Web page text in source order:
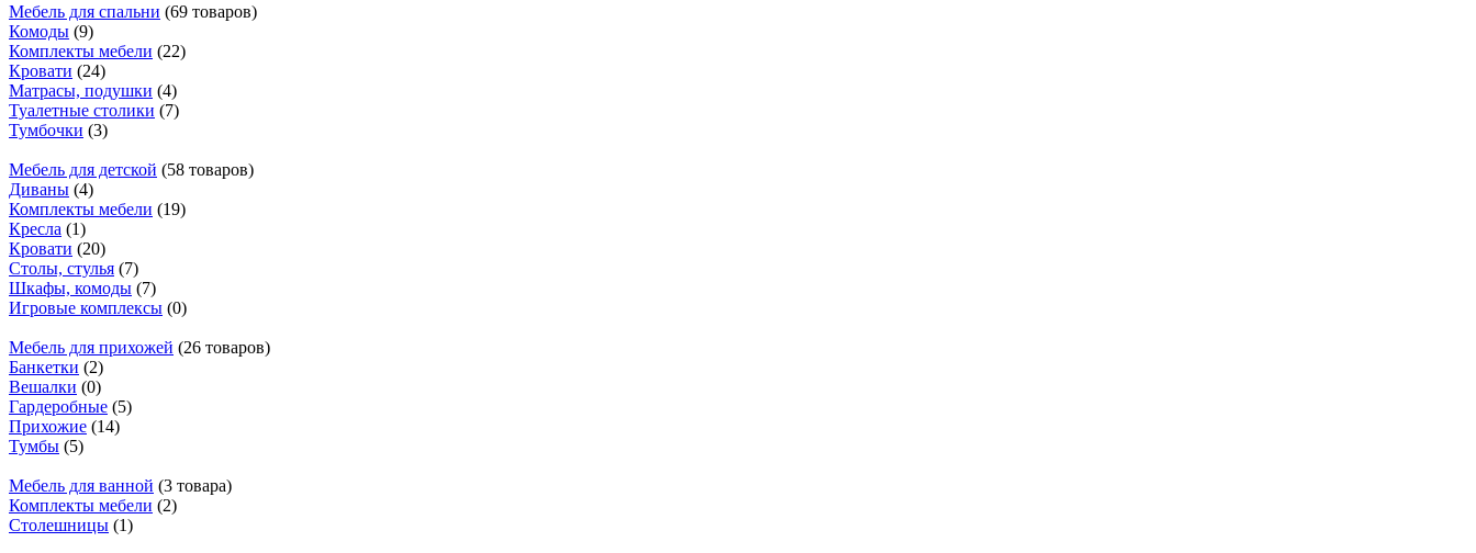
Мебель для спальни (69 товаров)
Комоды (9)
Комплекты мебели (22)
Кровати (24)
Матрасы, подушки (4)
Туалетные столики (7)
Тумбочки (3)
Мебель для детской (58 товаров)
Диваны (4)
Комплекты мебели (19)
Кресла (1)
Кровати (20)
Столы, стулья (7)
Шкафы, комоды (7)
Игровые комплексы (0)
Мебель для прихожей (26 товаров)
Банкетки (2)
Вешалки (0)
Гардеробные (5)
Прихожие (14)
Тумбы (5)
Мебель для ванной (3 товара)
Комплекты мебели (2)
Столешницы (1)